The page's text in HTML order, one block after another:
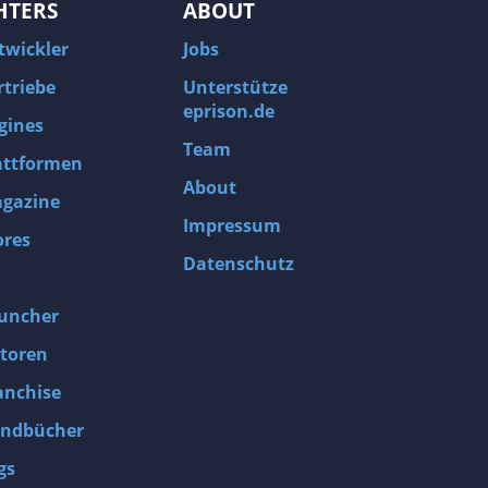
ABOUT
Jobs
Unterstütze
eprison.de
Team
About
Impressum
Datenschutz